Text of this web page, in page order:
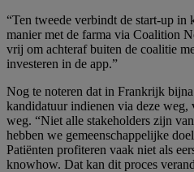
“Ten tweede verbindt de start-up in
manier met de farma via Coalition
vrij om achteraf buiten de coalitie
investeren in de app.”
Nog te noteren dat in Frankrijk
kandidatuur indienen via deze weg,
weg. “Niet alle stakeholders zijn
hebben we gemeenschappelijke
Patiënten profiteren vaak niet als
knowhow. Dat kan dit proces